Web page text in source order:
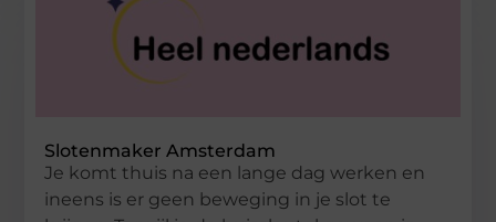
Slotenmaker Amsterdam
Je komt thuis na een lange dag werken en
ineens is er geen beweging in je slot te